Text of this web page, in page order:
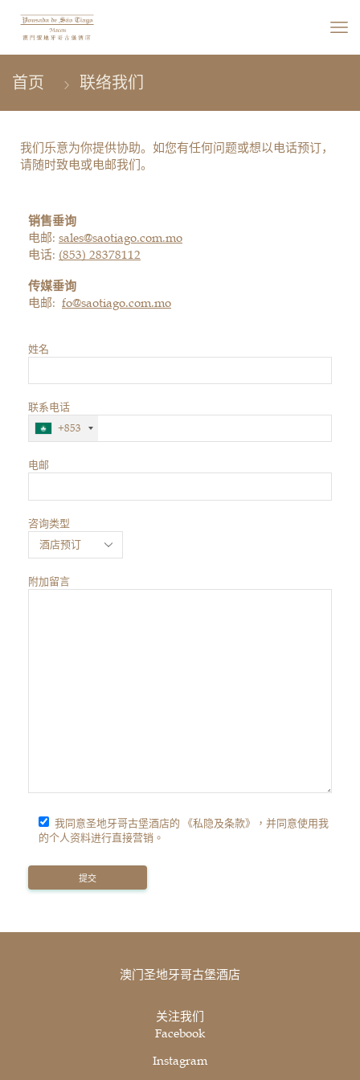
联络我们
我们乐意为你提供协助。如您有任何问题或想以电话预订，
请随时致电或电邮我们。
销售垂询
电邮: sales@saotiago.com.mo
电话: (853) 28378112
传媒垂询
电邮: fo@saotiago.com.mo
姓名
联系电话
+853
电邮
咨询类型
附加留言
我同意圣地牙哥古堡酒店的 《私隐及条款》，并同意使用我
的个人资料进行直接营销。
澳门圣地牙哥古堡酒店
关注我们
Facebook
Instagram